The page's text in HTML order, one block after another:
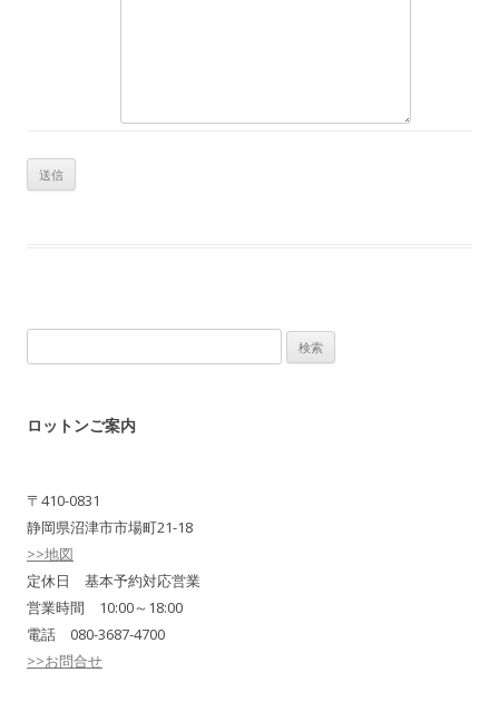
索:
ロットンご案内
〒410-0831
静岡県沼津市市場町21-18
>>地図
定休日 基本予約対応営業
営業時間 10:00～18:00
電話 080-3687-4700
>>お問合せ